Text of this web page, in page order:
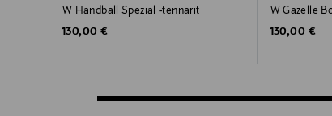
W Handball Spezial -tennarit
Original Price
130,00 €
W Gazelle
Original Price
130,00 €